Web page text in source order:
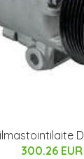
300.26 EUR